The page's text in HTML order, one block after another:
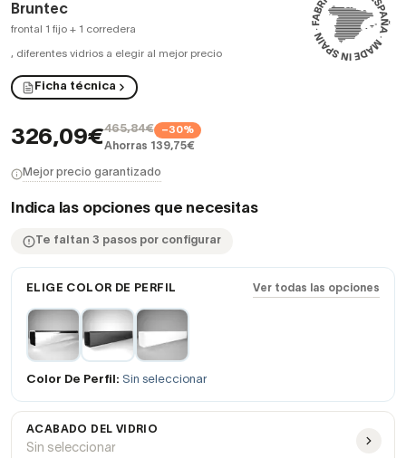
Bruntec
frontal 1 fijo + 1 corredera
, diferentes vidrios a elegir al mejor precio
Ficha técnica
326,09€465,84€ −30%
Ahorras 139,75€
Mejor precio garantizado
Indica las opciones que necesitas
Te faltan 3 pasos por configurar
ELIGE COLOR DE PERFIL Ver todas las opciones
Color De Perfil: Sin seleccionar
ACABADO DEL VIDRIO
Sin seleccionar